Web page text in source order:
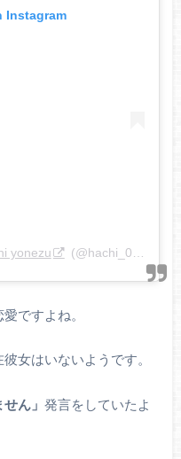
Instagram
yonezu (@hachi_08) on
ですよね。
女はいないようです。
ん」 発言をしていたよ